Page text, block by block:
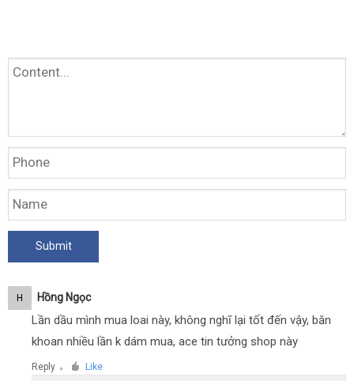
H Hồng Ngọc
Lần dầu mình mua loai này, không nghĩ lại tốt đến vậy, băn
khoan nhiều lần k dám mua, ace tin tưởng shop này
Reply ● Like